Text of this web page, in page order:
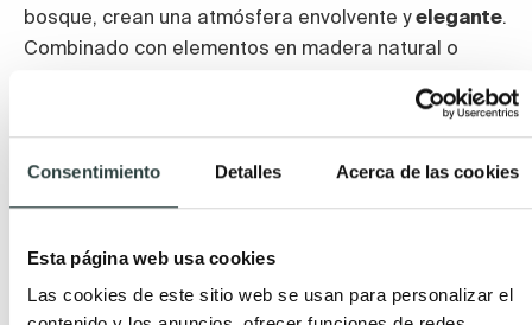
Consentimiento Detalles Acerca de las cookies
Esta página web usa cookies
Las cookies de este sitio web se usan para personalizar el
bosque, crean una atmósfera envolvente yelegante.
Combinado con elementos en madera natural o
baño en un espacio revitalizante y con un toque muy
natural, ideal para un estilo más orgánico y relajante.
espacio, por lo que no solo tienes que pensar en tus
preferencias, también en el espacio del que